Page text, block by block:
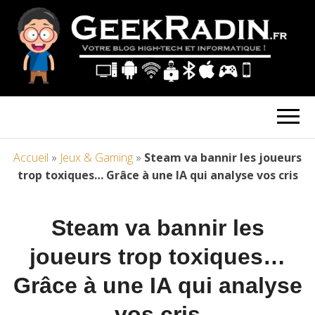
Accueil » Jeux & Gaming » Steam va bannir les joueurs
trop toxiques… Grâce à une IA qui analyse vos cris
Steam va bannir les
joueurs trop toxiques…
Grâce à une IA qui analyse